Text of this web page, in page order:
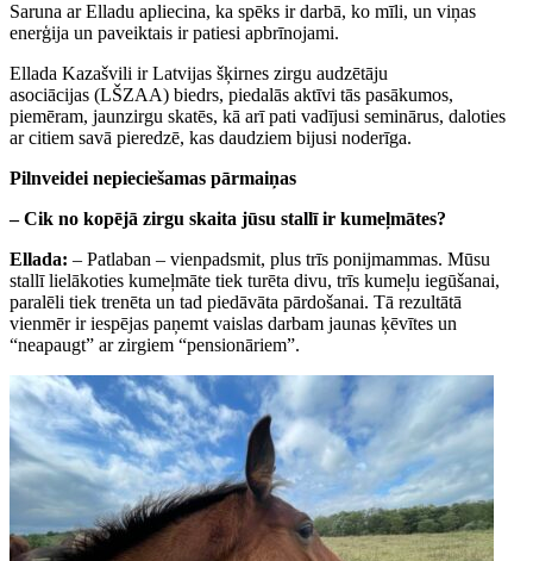
Saruna ar Elladu apliecina, ka spēks ir darbā, ko mīli, un viņas
enerģija un paveiktais ir patiesi apbrīnojami.
Ellada Kazašvili ir Latvijas šķirnes zirgu audzētāju
asociācijas (LŠZAA) biedrs, piedalās aktīvi tās pasākumos,
piemēram, jaunzirgu skatēs, kā arī pati vadījusi seminārus, daloties
ar citiem savā pieredzē, kas daudziem bijusi noderīga.
Pilnveidei nepieciešamas pārmaiņas
– Cik no kopējā zirgu skaita jūsu stallī ir kumeļmātes?
Ellada: – Patlaban – vienpadsmit, plus trīs ponijmammas. Mūsu
stallī lielākoties kumeļmāte tiek turēta divu, trīs kumeļu iegūšanai,
paralēli tiek trenēta un tad piedāvāta pārdošanai. Tā rezultātā
vienmēr ir iespējas paņemt vaislas darbam jaunas ķēvītes un
“neapaugt” ar zirgiem “pensionāriem”.